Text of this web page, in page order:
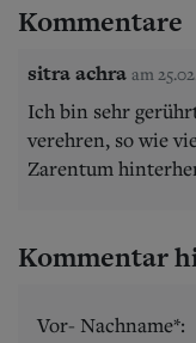
Kommentare
sitra achra am
Ich bin sehr
verehren, so wie
Zarentum
Kommentar
Vor- Nachname*: